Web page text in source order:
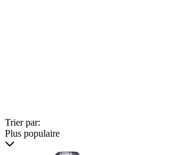
Trier par:
Plus populaire